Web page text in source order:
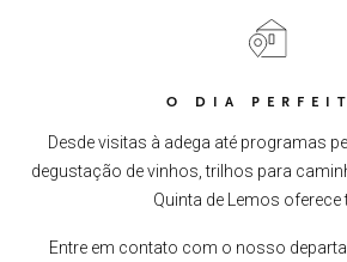
O DIA
Desde visitas à adega até programas
degustação de vinhos, trilhos para
Quinta de Lemos oferece
Entre em contato com o nosso